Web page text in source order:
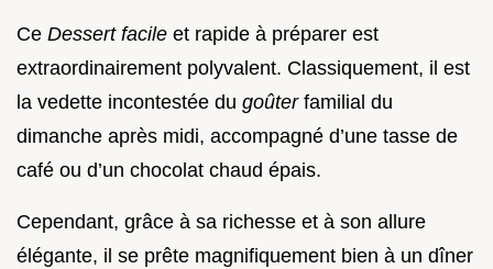
Ce Dessert facile et rapide à préparer est
extraordinairement polyvalent. Classiquement, il est
la vedette incontestée du goûter familial du
dimanche après midi, accompagné d’une tasse de
café ou d’un chocolat chaud épais.
Cependant, grâce à sa richesse et à son allure
élégante, il se prête magnifiquement bien à un dîner